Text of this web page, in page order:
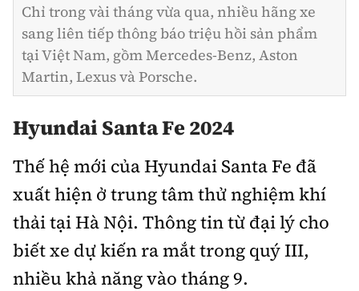
Chỉ trong vài tháng vừa qua, nhiều hãng xe
sang liên tiếp thông báo triệu hồi sản phẩm
tại Việt Nam, gồm Mercedes-Benz, Aston
Martin, Lexus và Porsche.
Hyundai Santa Fe 2024
Thế hệ mới của Hyundai Santa Fe đã
xuất hiện ở trung tâm thử nghiệm khí
thải tại Hà Nội. Thông tin từ đại lý cho
biết xe dự kiến ra mắt trong quý III,
nhiều khả năng vào tháng 9.